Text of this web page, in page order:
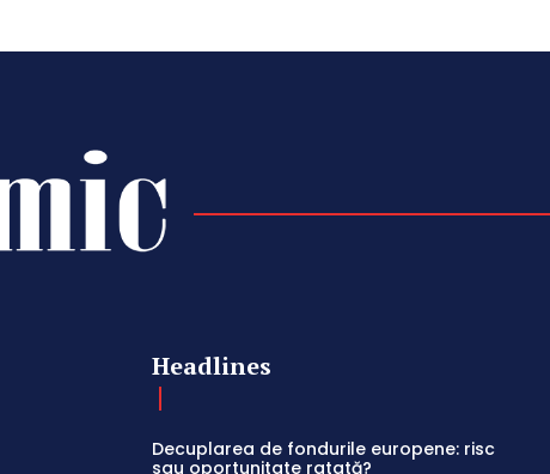
Headlines
Decuplarea de fondurile europene: risc
sau oportunitate ratată?